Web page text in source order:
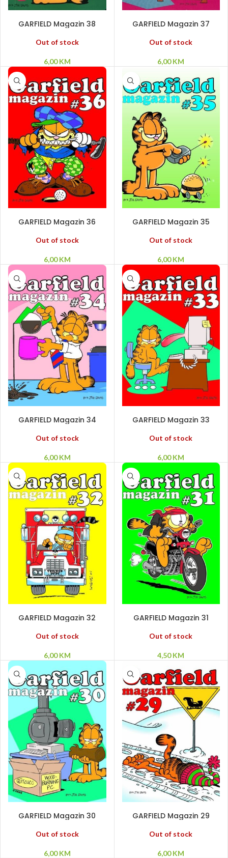
GARFIELD Magazin 38
Out of stock
6,00KM
GARFIELD Magazin 37
Out of stock
6,00KM
GARFIELD Magazin 36
Out of stock
6,00KM
GARFIELD Magazin 35
Out of stock
6,00KM
GARFIELD Magazin 34
Out of stock
6,00KM
GARFIELD Magazin 33
Out of stock
6,00KM
GARFIELD Magazin 32
Out of stock
6,00KM
GARFIELD Magazin 31
Out of stock
4,50KM
GARFIELD Magazin 30
Out of stock
6,00KM
GARFIELD Magazin 29
Out of stock
6,00KM